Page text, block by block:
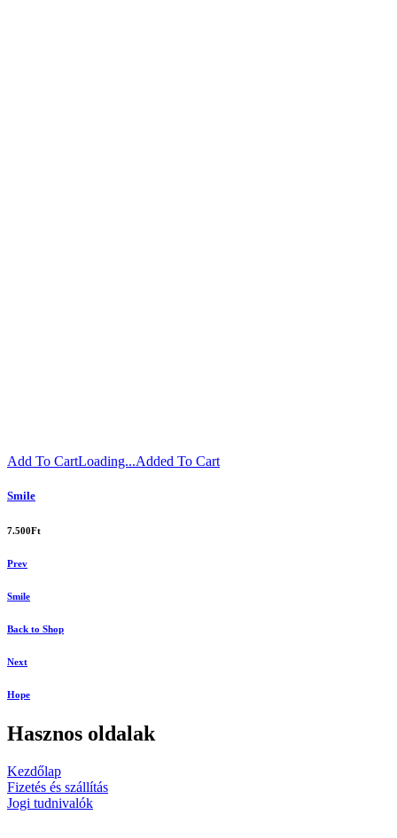
Add To CartLoading...Added To Cart
Smile
7.500Ft
Prev
Smile
Back to Shop
Next
Hope
Hasznos oldalak
Kezdőlap
Fizetés és szállítás
Jogi tudnivalók